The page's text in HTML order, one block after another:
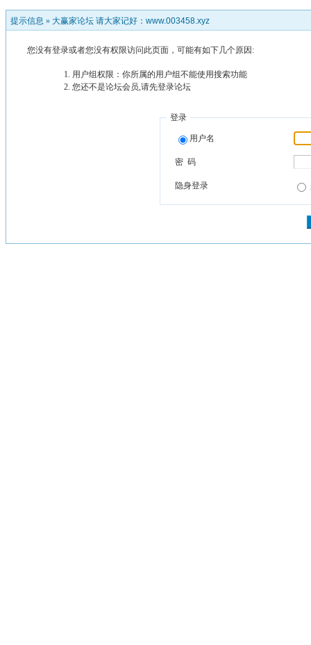
提示信息 » 大赢家论坛 请大家记好：www.003458.xyz
您没有登录或者您没有权限访问此页面，可能有如下几个原因:
用户组权限：你所属的用户组不能使用搜索功能
您还不是论坛会员,请先登录论坛
登录
用户名
密 码
隐身登录